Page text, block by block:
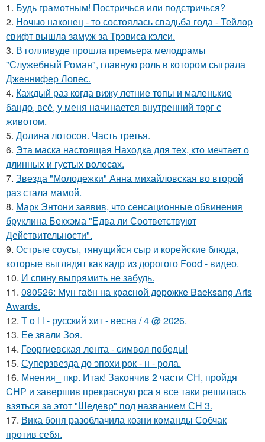
1. Будь грамотным! Постричься или подстричься?
2. Ночью наконец - то состоялась свадьба года - Тейлор
свифт вышла замуж за Трэвиса кэлси.
3. В голливуде прошла премьера мелодрамы
"Служебный Роман", главную роль в котором сыграла
Дженнифер Лопес.
4. Каждый раз когда вижу летние топы и маленькие
бандо, всё, у меня начинается внутренний торг с
животом.
5. Долина лотосов. Часть третья.
6. Эта маска настоящая Находка для тех, кто мечтает о
длинных и густых волосах.
7. Звезда "Молодежки" Анна михайловская во второй
раз стала мамой.
8. Марк Энтони заявив, что сенсационные обвинения
бруклина Бекхэма "Едва ли Соответствуют
Действительности".
9. Острые соусы, тянущийся сыр и корейские блюда,
которые выглядят как кадр из дорогого Food - видео.
10. И спину выпрямить не забудь.
11. 080526: Мун гаён на красной дорожке Baeksang Arts
Awards.
12. T o l l - русский хит - весна / 4 @ 2026.
13. Ее звали Зоя.
14. Георгиевская лента - символ победы!
15. Суперзвезда до эпохи рок - н - рола.
16. Мнения_ пкр. Итак! Закончив 2 части СН, пройдя
СНР и завершив прекрасную рса я все таки решилась
взяться за этот "Шедевр" под названием СН 3.
17. Вика боня разоблачила козни команды Собчак
против себя.